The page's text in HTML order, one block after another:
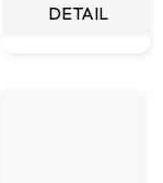
DETAIL